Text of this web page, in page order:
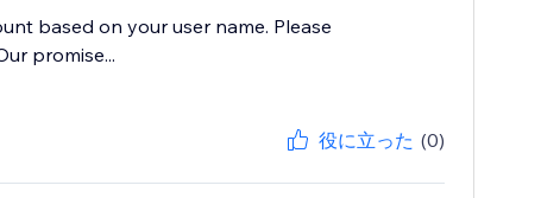
based on your user name. Please
promise...
役に立った (0)